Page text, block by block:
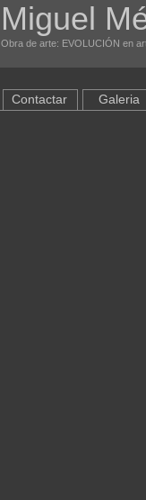
Miguel
Obra de arte: EVOLUCIÓN en
Contactar Galeria